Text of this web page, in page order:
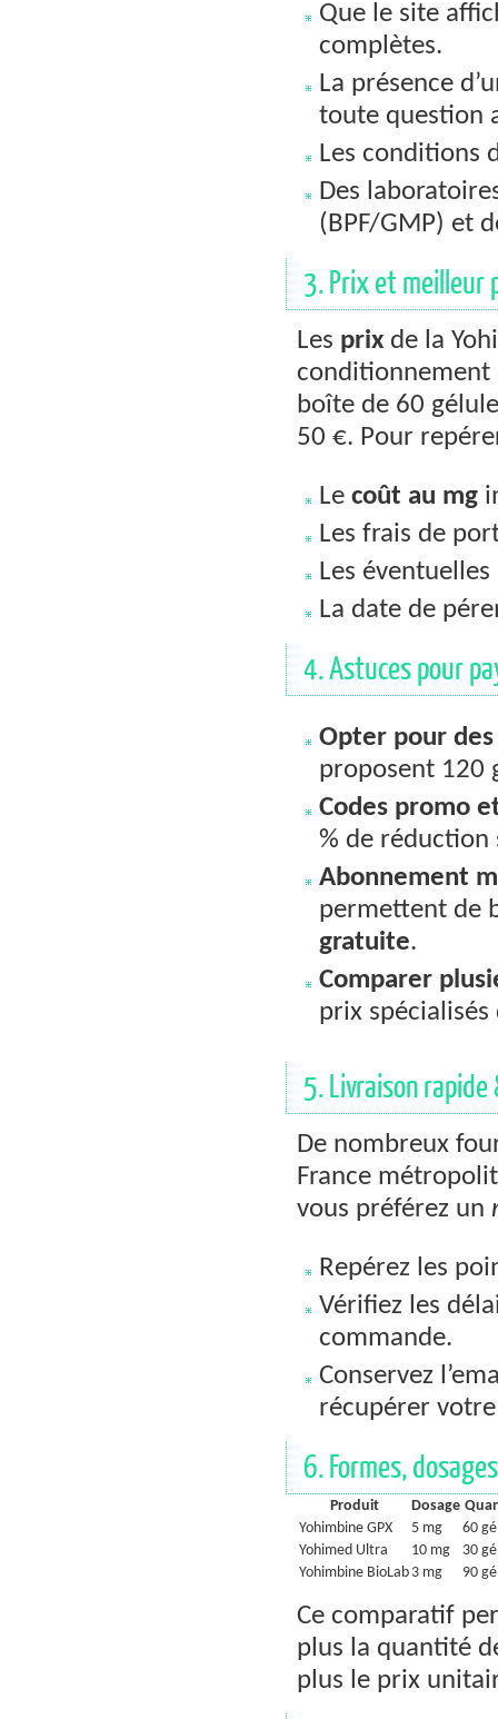
Que le site
complètes.
La présence
toute question
Les conditions
Des
(BPF/GMP) et
3. Prix et meilleur
Les prix de la
conditionnement
boîte de 60
50 €. Pour
Le coût au mg
Les frais de
Les
La date de
4. Astuces pour
Opter pour
proposent 120
Codes promo
% de
Abonnement
permettent de
gratuite.
Comparer
prix
5. Livraison
De nombreux
France
vous préférez un
Repérez les
Vérifiez les
commande.
Conservez
récupérer
6. Formes,
Produit Dosage
Yohimbine GPX
5 mg
60
Yohimed Ultra
10 mg
30
Yohimbine BioLab 3 mg 90
Ce comparatif
plus la quantité
plus le prix